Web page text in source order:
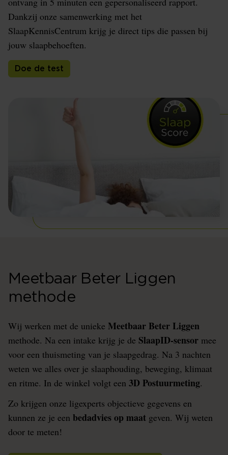
Dankzij onze samenwerking met het
SlaapKennisCentrum krijg je direct tips die passen bij
jouw slaapbehoeften.
Doe de test
Meetbaar Beter Liggen
methode
Wij werken met de unieke Meetbaar Beter Liggen
methode. Na een intake krijg je de SlaapID-sensor mee
voor een thuismeting van je slaapgedrag. Na 3 nachten
weten we alles over je slaaphouding, beweging, klimaat
en ritme. In de winkel volgt een 3D Postuurmeting.
Zo krijgen onze ligexperts objectieve gegevens en
kunnen ze je een bedadvies op maat geven. Wij weten
door te meten!